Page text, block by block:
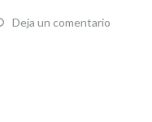
Deja un comentario